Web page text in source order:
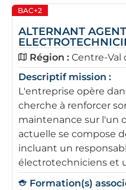
BAC+2
ALTERNANT
Région : Centre-Val
Descriptif mission :
L'entreprise opère
cherche à renforcer
maintenance sur l'un
actuelle se compose
incluant un
électrotechniciens et
Formation(s)